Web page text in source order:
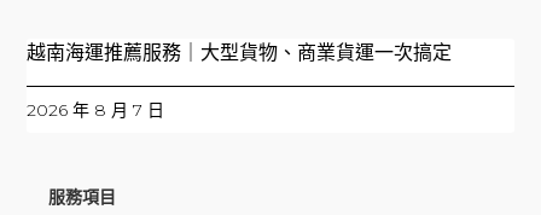
越南海運推薦服務｜大型貨物、商業貨運一次搞定
2026 年 8 月 7 日
服務項目